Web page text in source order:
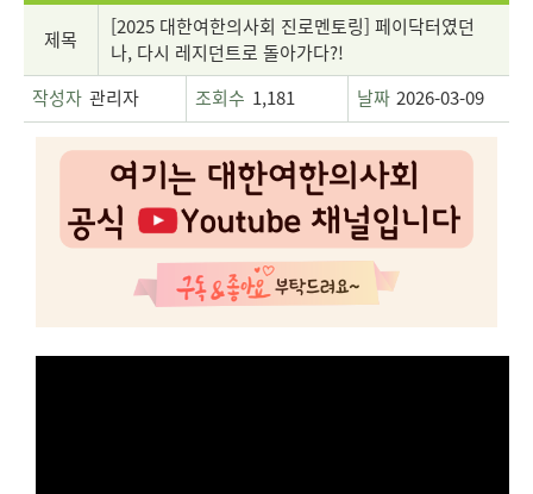
제목
[2025 대한여한의사회 진로멘토링] 페이닥터였던
나, 다시 레지던트로 돌아가다?!
작성자 관리자 조회수 1,181 날짜 2026-03-09